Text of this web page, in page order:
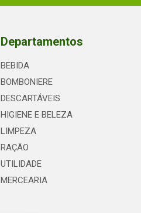
Departamentos
BEBIDA
BOMBONIERE
DESCARTÁVEIS
HIGIENE E BELEZA
LIMPEZA
RAÇÃO
UTILIDADE
MERCEARIA